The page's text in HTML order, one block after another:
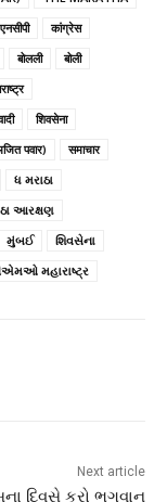
एनसीपी
कांग्रेस
बोलली
बोली
शिवसेना
पवार)
समाचार
ધ મરાઠા
આરક્ષણ
મુંબઈ
શિવસેના
મહારાષ્ટ્ર
Next article
દિવસે કરો ભગવાન